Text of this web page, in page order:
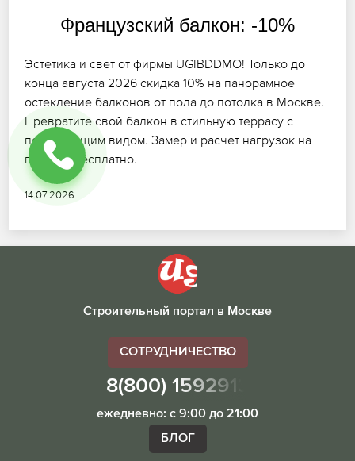
Французский балкон: -10%
Эстетика и свет от фирмы UGIBDDMO! Только до
конца августа 2026 скидка 10% на панорамное
остекление балконов от пола до потолка в Москве.
Превратите свой балкон в стильную террасу с
потрясающим видом. Замер и расчет нагрузок на
плиту — бесплатно.
14.07.2026
Строительный портал в Москве
СОТРУДНИЧЕСТВО
8(800) 1592913
ежедневно: с 9:00 до 21:00
БЛОГ